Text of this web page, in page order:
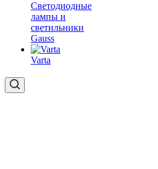
Светодиодные
лампы и
светильники
Gauss
Varta